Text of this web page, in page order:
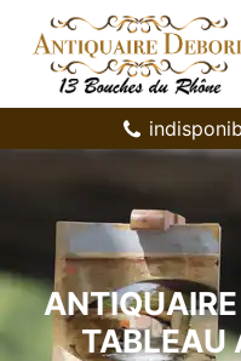
ANTIQUAIRE
TABLEAU